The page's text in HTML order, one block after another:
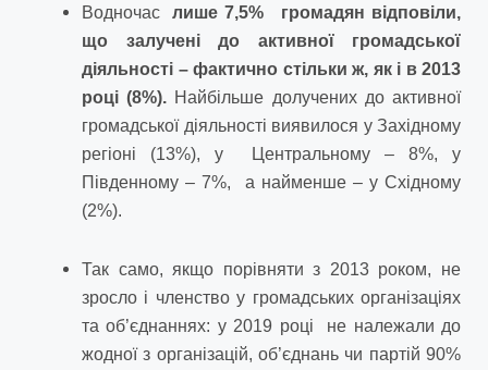
Водночаслише 7,5% громадян відповіли,
що залучені до активної громадської
діяльності – фактично стільки ж, як і в 2013
році (8%). Найбільше долучених до активної
громадської діяльності виявилося у Західному
регіоні (13%), у Центральному – 8%, у
Південному – 7%, а найменше – у Східному
(2%).
Так само, якщо порівняти з 2013 роком, не
зросло і членство у громадських організаціях
та об’єднаннях: у 2019 році не належали до
жодної з організацій, об’єднань чи партій 90%